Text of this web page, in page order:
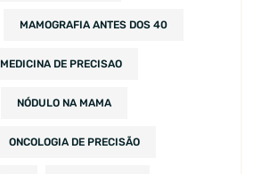
MAMOGRAFIA ANTES DOS 40
MEDICINA DE PRECISAO
NÓDULO NA MAMA
ONCOLOGIA DE PRECISÃO